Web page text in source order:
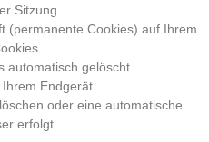
Sitzung
(permanente Cookies) auf Ihrem
automatisch gelöscht.
Endgerät
oder eine automatische
erfolgt.